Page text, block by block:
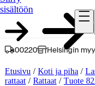
sisältöön
00220 Helsingin
Etusivu / Koti ja piha /
rattaat / Rattaat / Tuote